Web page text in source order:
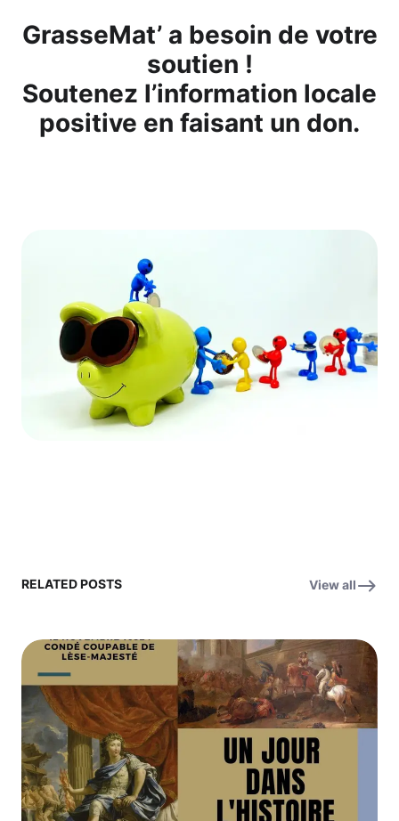
GrasseMat’ a besoin de votre
soutien !
Soutenez l’information locale
positive en faisant un don.
RELATED POSTS View all